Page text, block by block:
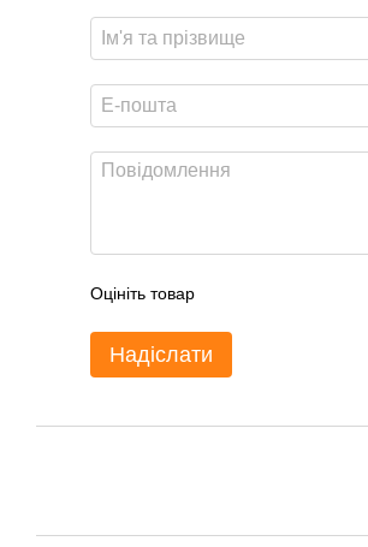
Оцініть товар
Надіслати